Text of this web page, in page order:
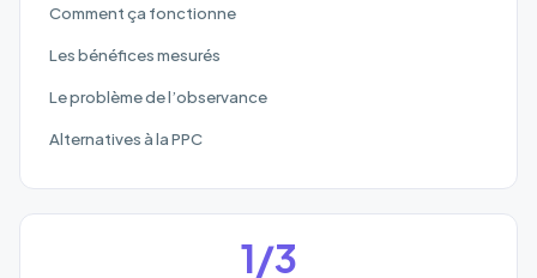
Comment ça fonctionne
Les bénéfices mesurés
Le problème de l’observance
Alternatives à la PPC
1/3